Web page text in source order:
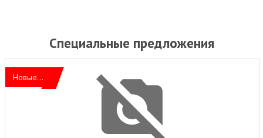
Специальные предложения
Новые...